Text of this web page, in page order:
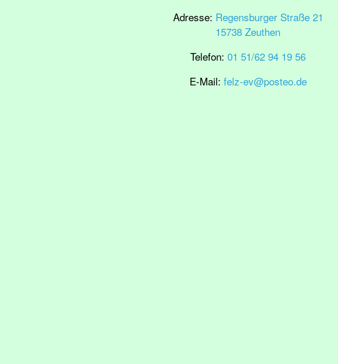
Adresse: Regensburger Straße 21
15738 Zeuthen
Telefon: 01 51/62 94 19 56
E-Mail: felz-ev@posteo.de